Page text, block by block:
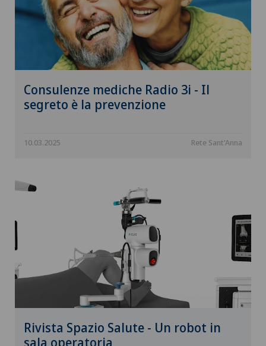
Consulenze mediche Radio 3i - Il
segreto è la prevenzione
10.03.2025 Rete Sant'Anna
Rivista Spazio Salute - Un robot in
sala operatoria